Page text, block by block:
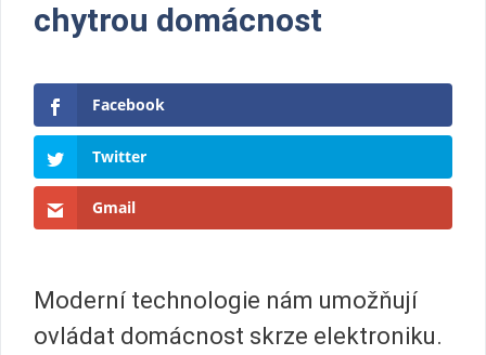
chytrou domácnost
Facebook
Twitter
Gmail
Moderní technologie nám umožňují
ovládat domácnost skrze elektroniku.